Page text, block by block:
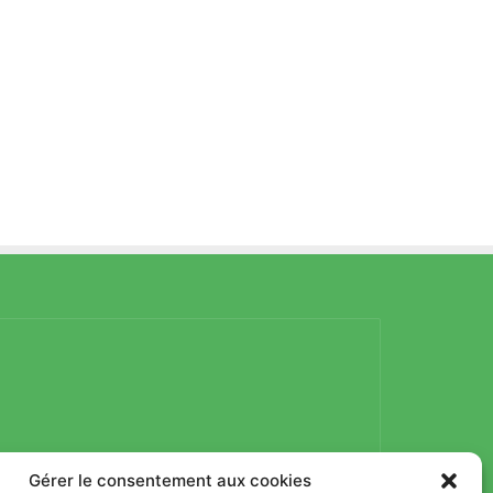
Gérer le consentement aux cookies